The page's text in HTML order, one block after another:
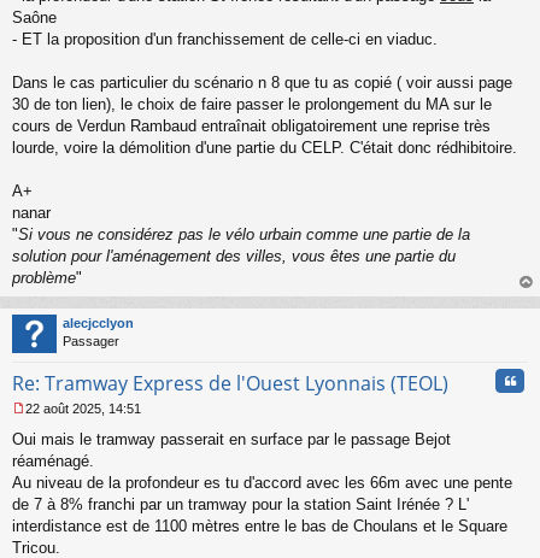
Saône
- ET la proposition d'un franchissement de celle-ci en viaduc.
Dans le cas particulier du scénario n 8 que tu as copié ( voir aussi page
30 de ton lien), le choix de faire passer le prolongement du MA sur le
cours de Verdun Rambaud entraînait obligatoirement une reprise très
lourde, voire la démolition d'une partie du CELP. C'était donc rédhibitoire.
A+
nanar
"Si vous ne considérez pas le vélo urbain comme une partie de la
solution pour l'aménagement des villes, vous êtes une partie du
problème"
au
alecjcclyon
Passager
Re: Tramway Express de l'Ouest Lyonnais (TEOL)
e
s
g
e
n
22 août 2025, 14:51
Oui mais le tramway passerait en surface par le passage Bejot
réaménagé.
Au niveau de la profondeur es tu d'accord avec les 66m avec une pente
de 7 à 8% franchi par un tramway pour la station Saint Irénée ? L'
interdistance est de 1100 mètres entre le bas de Choulans et le Square
Tricou.